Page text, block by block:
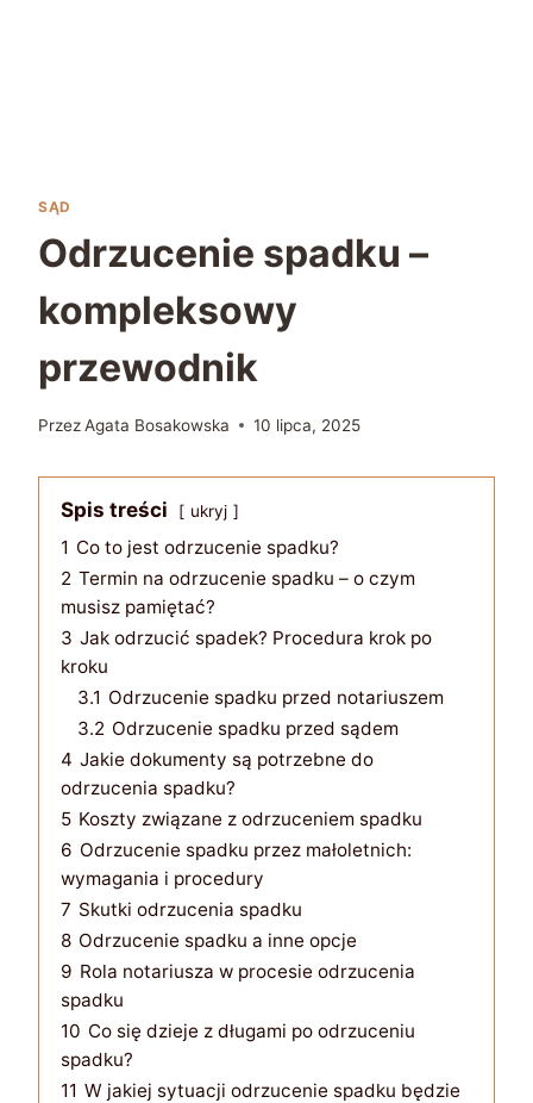
SĄD
Odrzucenie spadku –
kompleksowy
przewodnik
PrzezAgata Bosakowska 10 lipca, 2025
Spis treści ukryj
1 Co to jest odrzucenie spadku?
2 Termin na odrzucenie spadku – o czym
musisz pamiętać?
3 Jak odrzucić spadek? Procedura krok po
kroku
3.1 Odrzucenie spadku przed notariuszem
3.2 Odrzucenie spadku przed sądem
4 Jakie dokumenty są potrzebne do
odrzucenia spadku?
5 Koszty związane z odrzuceniem spadku
6 Odrzucenie spadku przez małoletnich:
wymagania i procedury
7 Skutki odrzucenia spadku
8 Odrzucenie spadku a inne opcje
9 Rola notariusza w procesie odrzucenia
spadku
10 Co się dzieje z długami po odrzuceniu
spadku?
11 W jakiej sytuacji odrzucenie spadku będzie